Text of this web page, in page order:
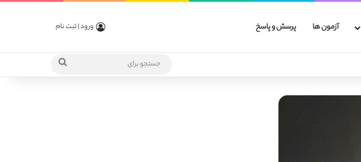
آزمون ها پرسش و پاسخ ورود | ثبت نام
جستجو